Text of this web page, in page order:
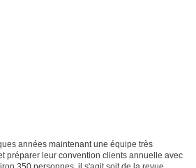
années maintenant une équipe très
préparer leur convention clients annuelle avec